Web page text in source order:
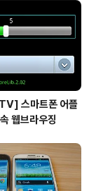
스마트폰 어플
웹브라우징